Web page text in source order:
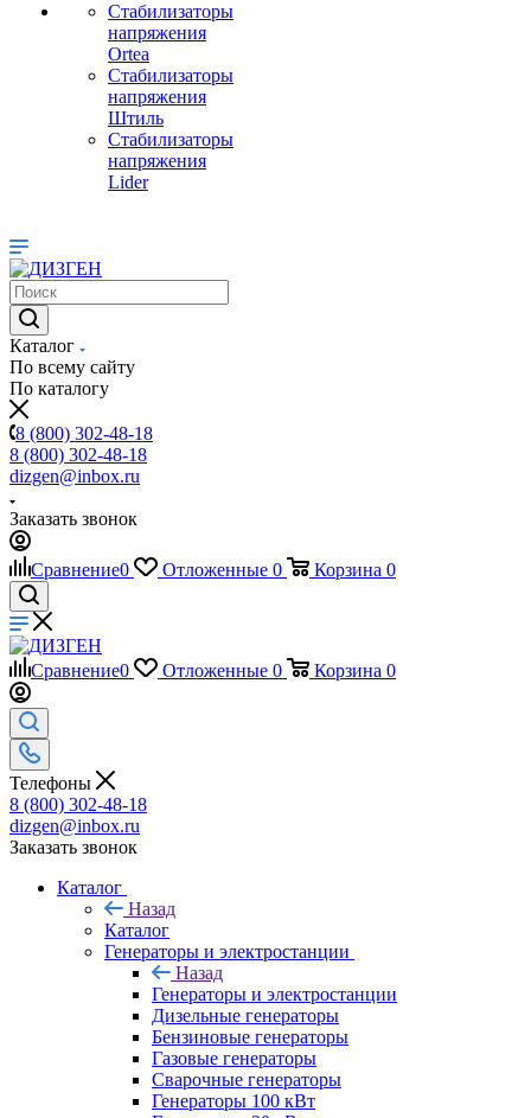
Стабилизаторы
напряжения
Ortea
Стабилизаторы
напряжения
Штиль
Стабилизаторы
напряжения
Lider
Каталог
По всему сайту
По каталогу
8 (800) 302-48-18
8 (800) 302-48-18
dizgen@inbox.ru
Заказать звонок
Сравнение0 Отложенные 0 Корзина 0
Сравнение0 Отложенные 0 Корзина 0
Телефоны
8 (800) 302-48-18
dizgen@inbox.ru
Заказать звонок
Каталог
Назад
Каталог
Генераторы и электростанции
Назад
Генераторы и электростанции
Дизельные генераторы
Бензиновые генераторы
Газовые генераторы
Сварочные генераторы
Генераторы 100 кВт